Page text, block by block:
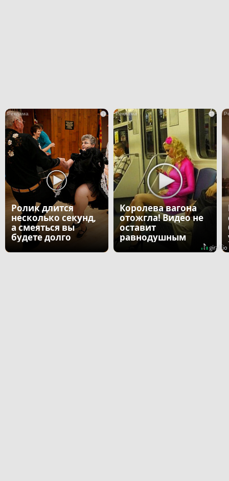
i
Ролик длится
несколько секунд,
а смеяться вы
будете долго
i
Королева вагона
отожгла! Видео не
оставит
равнодушным